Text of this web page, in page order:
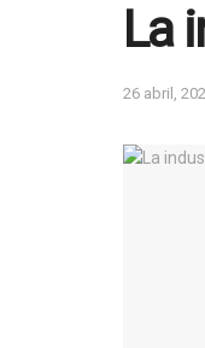
La
26 abril,